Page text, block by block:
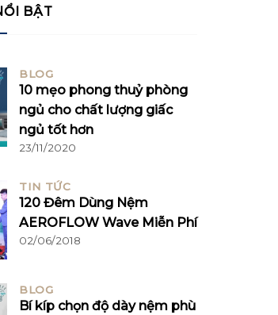
BẬT
BLOG
10 mẹo phong thuỷ phòng
ngủ cho chất lượng giấc
ngủ tốt hơn
23/11/2020
TIN TỨC
120 Đêm Dùng Nệm
AEROFLOW Wave Miễn Phí
02/06/2018
BLOG
Bí kíp chọn độ dày nệm phù